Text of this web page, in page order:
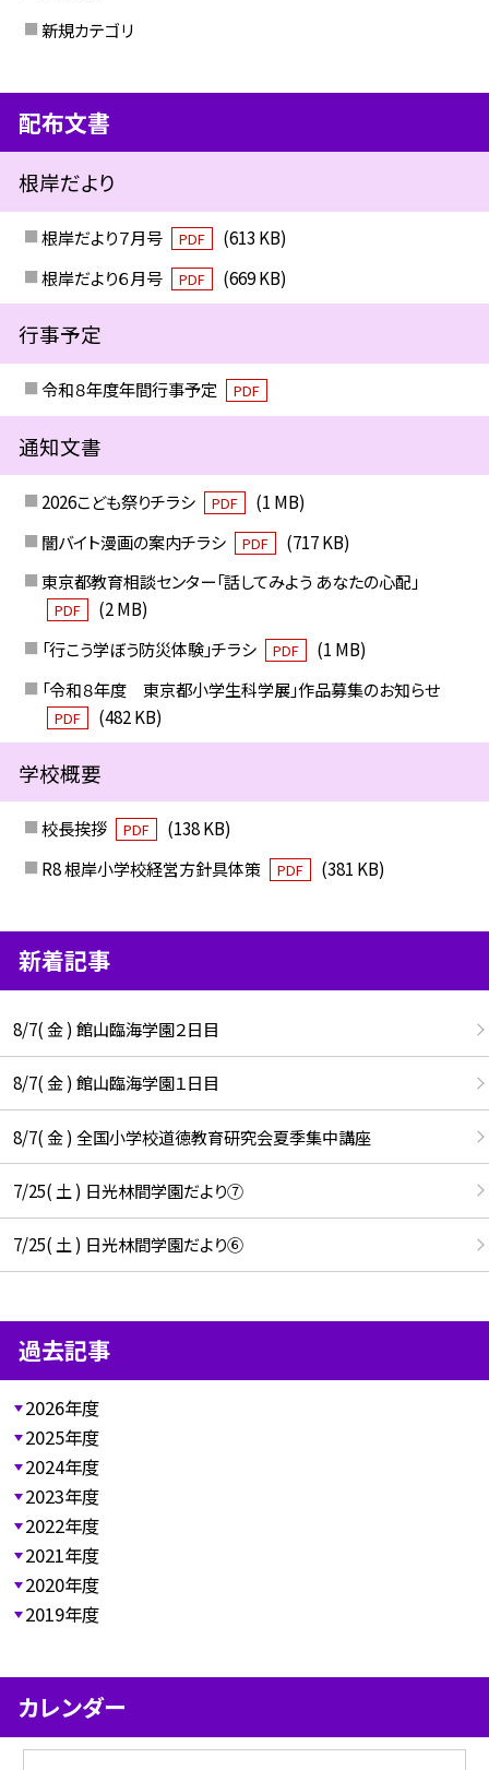
新規カテゴリ
配布文書
根岸だより
根岸だより７月号 PDF
(613 KB)
根岸だより６月号
PDF (669 KB)
行事予定
令和８年度年間行事予定 PDF
通知文書
2026こども祭りチラシ PDF
(1 MB)
闇バイト漫画の案内チラシ
PDF
(717 KB)
東京都教育相談センター「話してみよう あなたの心配」
PDF
(2 MB)
「行こう学ぼう防災体験」チラシ
PDF
(1 MB)
「令和８年度 東京都小学生科学展」作品募集のお知らせ
PDF (482 KB)
学校概要
校長挨拶 PDF
(138 KB)
R8 根岸小学校経営方針具体策
PDF (381 KB)
新着記事
8/7( 金 ) 館山臨海学園２日目
8/7( 金 ) 館山臨海学園１日目
8/7( 金 ) 全国小学校道徳教育研究会夏季集中講座
7/25( 土 ) 日光林間学園だより⑦
7/25( 土 ) 日光林間学園だより⑥
過去記事
2026年度
2025年度
2024年度
2023年度
2022年度
2021年度
2020年度
2019年度
カレンダー